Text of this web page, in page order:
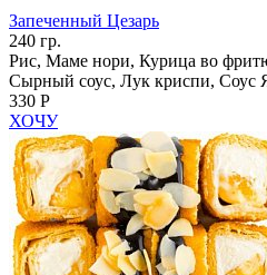
Запеченный Цезарь
240 гр.
Рис, Маме нори, Курица во
Сырный соус, Лук криспи, Соус
330 Р
ХОЧУ